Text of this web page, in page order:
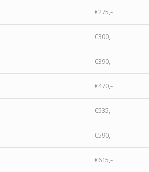
€275,-
€300,-
€390,-
€470,-
€535,-
€590,-
€615,-